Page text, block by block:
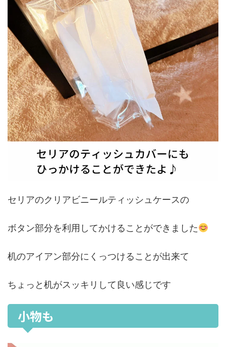
セリアのクリアビニールティッシュケースの
ボタン部分を利用してかけることができました
机のアイアン部分にくっつけることが出来て
ちょっと机がスッキリして良い感じです
小物も